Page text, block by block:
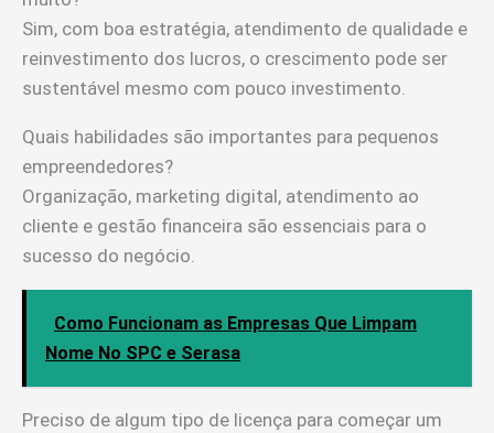
Sim, com boa estratégia, atendimento de qualidade e
reinvestimento dos lucros, o crescimento pode ser
sustentável mesmo com pouco investimento.
Quais habilidades são importantes para pequenos
empreendedores?
Organização, marketing digital, atendimento ao
cliente e gestão financeira são essenciais para o
sucesso do negócio.
Como Funcionam as Empresas Que Limpam
Nome No SPC e Serasa
Preciso de algum tipo de licença para começar um